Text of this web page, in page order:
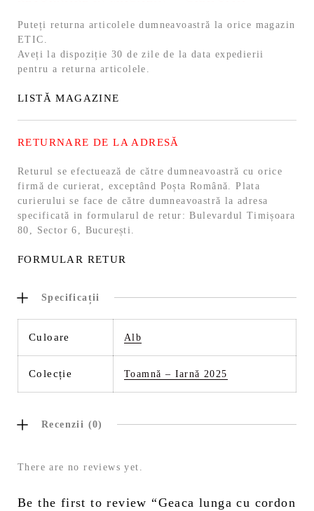
Puteți returna articolele dumneavoastră la orice magazin
ETIC.
Aveți la dispoziție 30 de zile de la data expedierii
pentru a returna articolele.
LISTĂ MAGAZINE
RETURNARE DE LA ADRESĂ
Returul se efectuează de către dumneavoastră cu orice
firmă de curierat, exceptând Poșta Română. Plata
curierului se face de către dumneavoastră la adresa
specificată in formularul de retur: Bulevardul Timișoara
80, Sector 6, București.
FORMULAR RETUR
Specificații
Culoare Alb
Colecție Toamnă – Iarnă 2025
Recenzii (0)
There are no reviews yet.
Be the first to review “Geaca lunga cu cordon